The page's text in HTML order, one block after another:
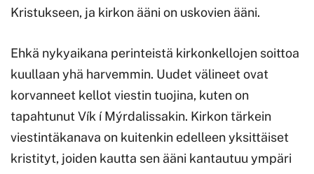
Kristukseen, ja kirkon ääni on uskovien ääni.
Ehkä nykyaikana perinteistä kirkonkellojen soittoa
kuullaan yhä harvemmin. Uudet välineet ovat
korvanneet kellot viestin tuojina, kuten on
tapahtunut Vík í Mýrdalissakin. Kirkon tärkein
viestintäkanava on kuitenkin edelleen yksittäiset
kristityt, joiden kautta sen ääni kantautuu ympäri